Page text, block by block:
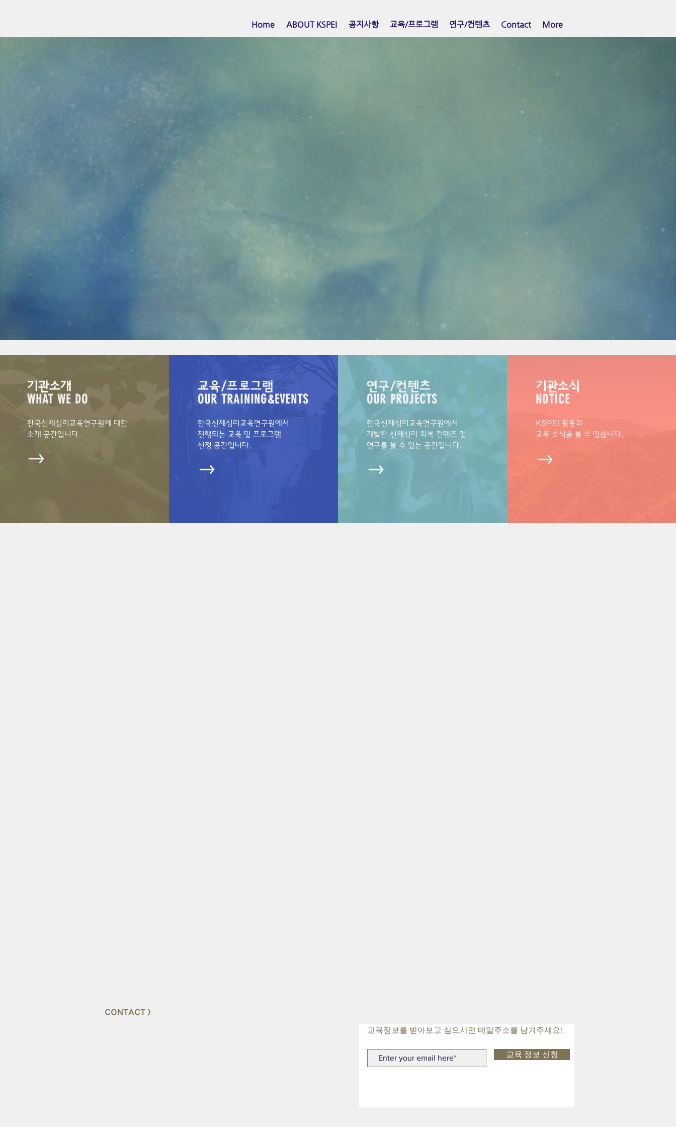
Home ABOUT KSPEI 공지사항 교육/프로그램 연구/컨텐츠 Contact More
한국신체심리치료교육원
Korea Somatic Psychotherapy Education Institute
기관소개
WHAT WE DO
한국신체심리교육연구원에 대한
소개 공간입니다.
교육/프로그램
OUR TRAINING&EVENTS
한국신체심리교육연구원에서
진행되는 교육 및 프로그램
신청 공간입니다.
연구/컨텐츠
OUR PROJECTS
한국신체심리교육연구원에서
개발한 신체심리 회복 컨텐츠 및
연구를 볼 수 있는 공간입니다.
​기관​소식
NOTICE
KSPEI 활동과
​교육 소식을 볼 수 있습니다.
CONTACT >
​교육정보를 받아보고 싶으시면 메일주소를 남겨주세요!
교육 정보 신청